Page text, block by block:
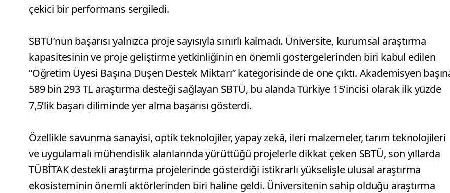
çekici bir performans sergiledi.
SBTÜ’nün başarısı yalnızca proje sayısıyla sınırlı kalmadı. Üniversite, kurumsal araştırma
kapasitesinin ve proje geliştirme yetkinliğinin en önemli göstergelerinden biri kabul edilen
“Öğretim Üyesi Başına Düşen Destek Miktarı” kategorisinde de öne çıktı. Akademisyen
589 bin 293 TL araştırma desteği sağlayan SBTÜ, bu alanda Türkiye 15’incisi olarak ilk yüzde
7,5’lik başarı diliminde yer alma başarısı gösterdi.
Özellikle savunma sanayisi, optik teknolojiler, yapay zekâ, ileri malzemeler, tarım teknolojileri
ve uygulamalı mühendislik alanlarında yürüttüğü projelerle dikkat çeken SBTÜ, son yıllarda
TÜBİTAK destekli araştırma projelerinde gösterdiği istikrarlı yükselişle ulusal araştırma
ekosisteminin önemli aktörlerinden biri haline geldi. Üniversitenin sahip olduğu araştırma